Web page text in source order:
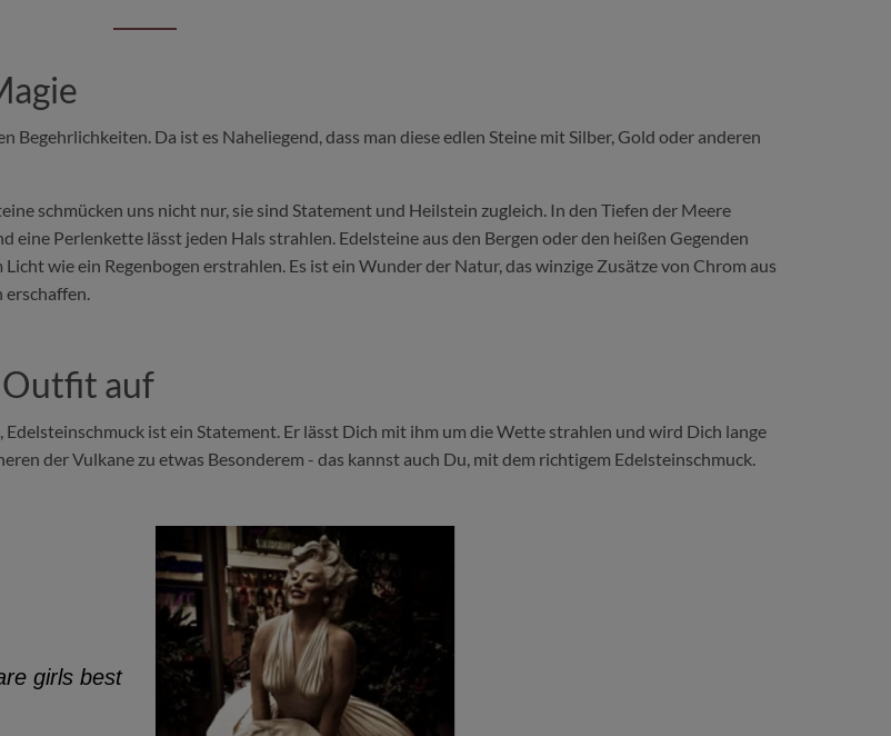
Begehrlichkeiten. Da ist es Naheliegend, dass man diese edlen Steine mit Silber, Gold oder anderen
schmücken uns nicht nur, sie sind Statement und Heilstein zugleich. In den Tiefen der Meere
Perlenkette lässt jeden Hals strahlen. Edelsteine aus den Bergen oder den heißen Gegenden
wie ein Regenbogen erstrahlen. Es ist ein Wunder der Natur, das winzige Zusätze von Chrom aus
erschaffen.
auf
ist ein Statement. Er lässt Dich mit ihm um die Wette strahlen und wird Dich lange
der Vulkane zu etwas Besonderem - das kannst auch Du, mit dem richtigem Edelsteinschmuck.
girls best